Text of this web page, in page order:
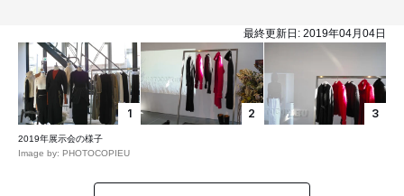
最終更新日: 2019年04月04日
1
2019年展示会の様子
Image by: PHOTOCOPIEU
2 3